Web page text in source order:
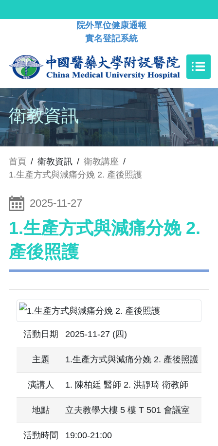
院外單位健康通報
實名登記系統
衛教資訊
首頁 / 衛教資訊 / 衛教講座 /
1.生產方式與減痛分娩 2. 產後照護
2025-11-27
1.生產方式與減痛分娩 2.
產後照護
活動日期 2025-11-27 (四)
主題 1.生產方式與減痛分娩 2. 產後照護
演講人 1. 陳柏廷 醫師 2. 洪靜琦 衛教師
地點 立夫教學大樓 5 樓 T 501 會議室
活動時間 19:00-21:00